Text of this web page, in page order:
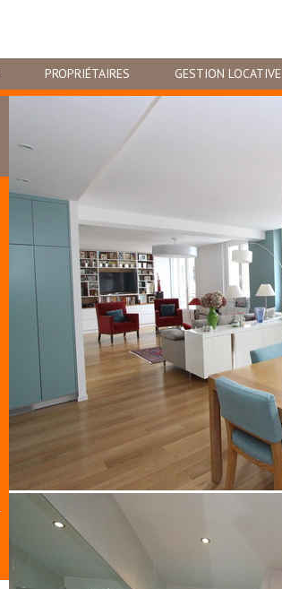
PROPRIÉTAIRES GESTION LOCATIVE